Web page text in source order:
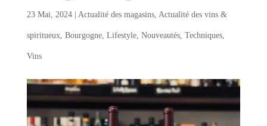
23 Mai, 2024| Actualité des magasins, Actualité des vins &
spiritueux, Bourgogne, Lifestyle, Nouveautés, Techniques,
Vins